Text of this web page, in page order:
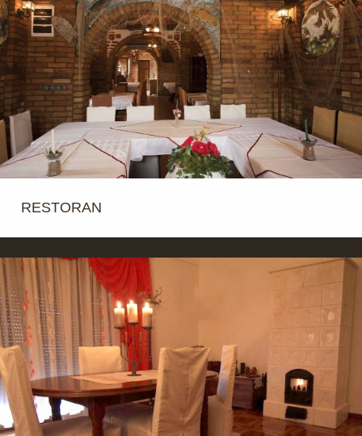
RESTORAN